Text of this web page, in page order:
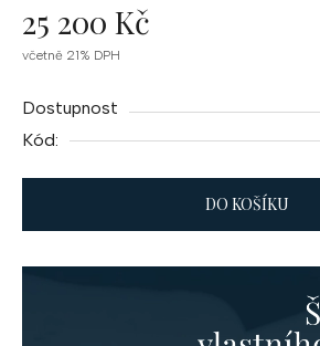
25 200 Kč
Měrná
včetně 21% DPH
Dostupnost
Kód:
DO KOŠÍKU